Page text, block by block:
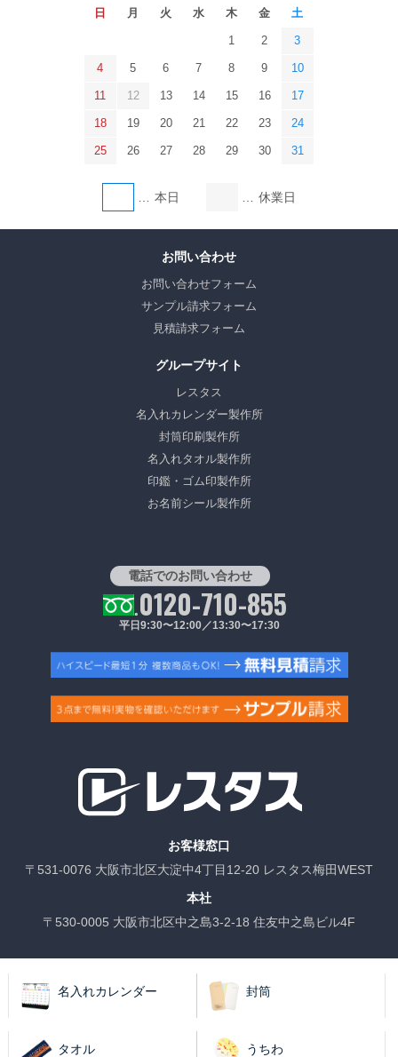
日 月 火 水 木 金 土
1 2 3
4 5 6 7 8 9 10
11 12 13 14 15 16 17
18 19 20 21 22 23 24
25 26 27 28 29 30 31
本日 休業日
お問い合わせ
お問い合わせフォーム
サンプル請求フォーム
見積請求フォーム
グループサイト
レスタス
名入れカレンダー製作所
封筒印刷製作所
名入れタオル製作所
印鑑・ゴム印製作所
お名前シール製作所
電話でのお問い合わせ
0120-710-855
平日9:30〜12:00／13:30〜17:30
お客様窓口
〒531-0076 大阪市北区大淀中4丁目12-20 レスタス梅田WEST
本社
〒530-0005 大阪市北区中之島3-2-18 住友中之島ビル4F
名入れカレンダー 封筒
タオル うちわ